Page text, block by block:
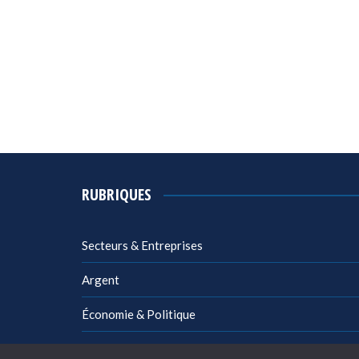
RUBRIQUES
Secteurs & Entreprises
Argent
Économie & Politique
Management